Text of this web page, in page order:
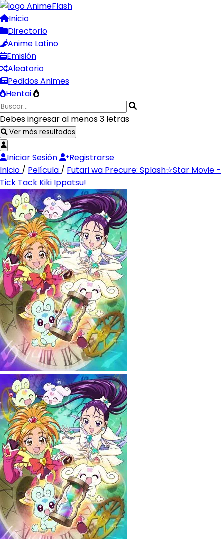
Inicio
Directorio
Anime Latino
Emisión
Aleatorio
Pedidos Animes
Hentai
Debes ingresar al menos 3 letras
Ver más resultados
Iniciar Sesión
Registrarse
Inicio / Película / Futari wa Precure: Splash☆Star Movie -
Tick Tack Kiki Ippatsu!